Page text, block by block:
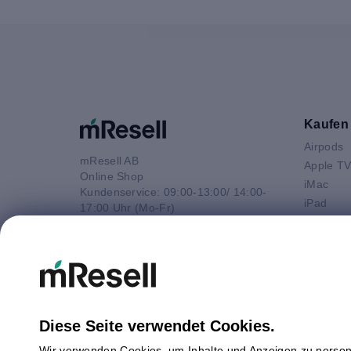
mResell AB
Online Shop
Kundenservice: 09:00-13:00/ 14:00-
17:00 Uhr (Mo-Fr)
info@mresell.de
Kaufen
Airpods
Apple TV
iMac
iPad
Diese Seite verwendet Cookies.